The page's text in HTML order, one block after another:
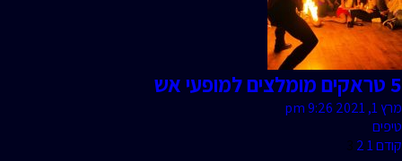
5 טראקים מומלצים למופעי אש
מרץ 1, 2021 9:26 pm
טיפים
קודם1
2
3